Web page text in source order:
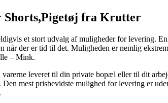
fra Krutter
et stort udvalg af muligheder for levering.
når der er tid til det. Muligheden er nemlig
– Mink.
leveret til din private bopæl eller til dit
mest prisbevidste mulighed for levering er